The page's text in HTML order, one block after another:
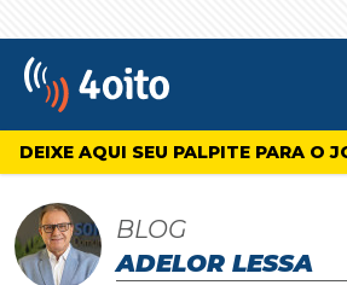
4oito
DEIXE AQUI SEU PALPITE PARA O
BLOG
ADELOR LESSA